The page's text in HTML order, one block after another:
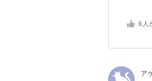
6 人
ア